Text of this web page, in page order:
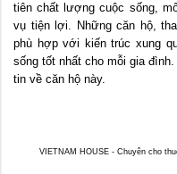
tiên chất lượng cuộc sống,
vụ tiện lợi. Những căn hộ,
phù hợp với kiến trúc xung
sống tốt nhất cho mỗi gia
tin về căn hộ này.
VIETNAM HOUSE - Chuyên cho